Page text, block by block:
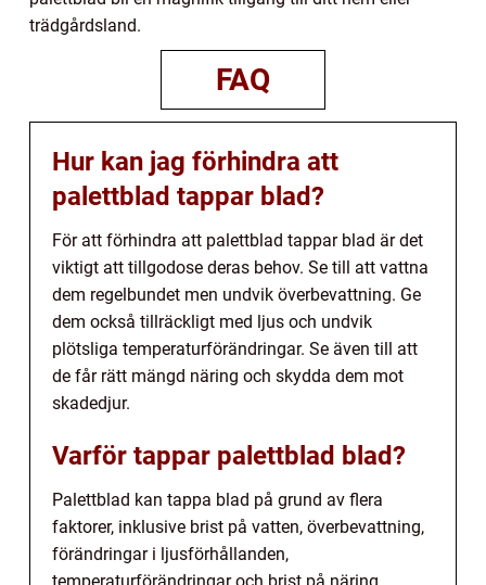
trädgårdsland.
FAQ
Hur kan jag förhindra att
palettblad tappar blad?
För att förhindra att palettblad tappar blad är det
viktigt att tillgodose deras behov. Se till att vattna
dem regelbundet men undvik överbevattning. Ge
dem också tillräckligt med ljus och undvik
plötsliga temperaturförändringar. Se även till att
de får rätt mängd näring och skydda dem mot
skadedjur.
Varför tappar palettblad blad?
Palettblad kan tappa blad på grund av flera
faktorer, inklusive brist på vatten, överbevattning,
förändringar i ljusförhållanden,